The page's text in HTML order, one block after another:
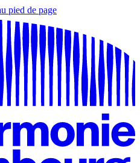
pied de page